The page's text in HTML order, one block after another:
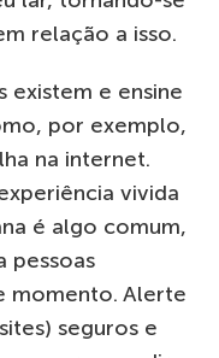
relação a isso.
existem e ensine
por exemplo,
na internet.
vivida
é algo comum,
pessoas
momento. Alerte
seguros e